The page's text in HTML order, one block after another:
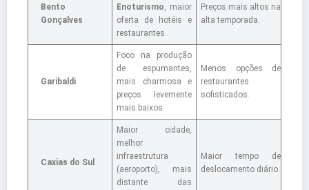
Bento
Gonçalves
Enoturismo, maior
oferta de hotéis e
restaurantes.
Preços mais altos na
alta temporada.
Garibaldi
Foco na produção
de espumantes,
mais charmosa e
preços levemente
mais baixos.
Menos opções de
restaurantes
sofisticados.
Caxias do Sul
Maior cidade,
melhor
infraestrutura
(aeroporto), mais
distante das
Maior tempo de
deslocamento diário.